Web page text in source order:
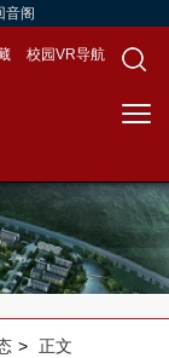
音阁
校园VR导航
> 正文